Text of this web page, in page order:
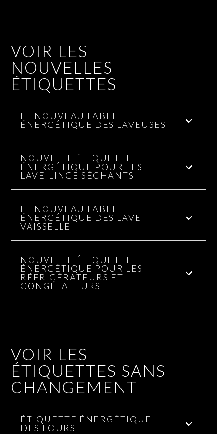
VOIR LES
NOUVELLES
ÉTIQUETTES
LE NOUVEAU LABEL
ÉNERGÉTIQUE DES LAVEUSES
NOUVELLE ÉTIQUETTE
ÉNERGÉTIQUE POUR LES
LAVE-LINGE SÉCHANTS
LE NOUVEAU LABEL
ÉNERGÉTIQUE DES LAVE-
VAISSELLE
NOUVELLE ÉTIQUETTE
ÉNERGÉTIQUE POUR LES
RÉFRIGÉRATEURS ET
CONGÉLATEURS
VOIR LES
ÉTIQUETTES SANS
CHANGEMENT
ÉTIQUETTE ÉNERGÉTIQUE
DES FOURS